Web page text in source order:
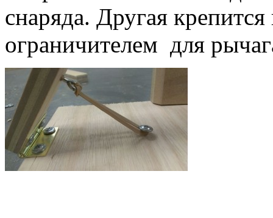
снаряда. Другая
ограничителем для